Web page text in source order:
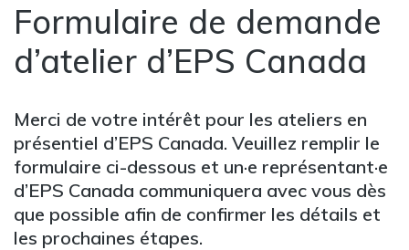
Formulaire de demande
d’atelier d’EPS Canada
Merci de votre intérêt pour les ateliers en
présentiel d’EPS Canada. Veuillez remplir le
formulaire ci-dessous et un·e représentant·e
d’EPS Canada communiquera avec vous dès
que possible afin de confirmer les détails et
les prochaines étapes.